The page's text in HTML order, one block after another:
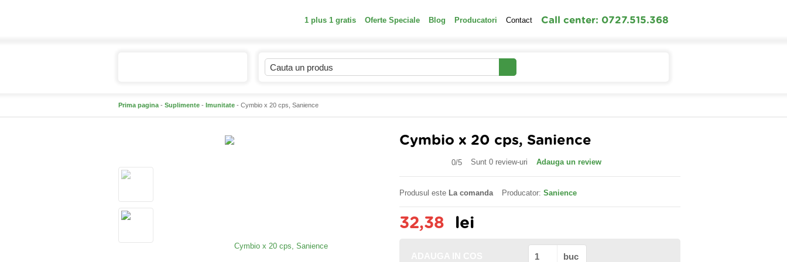
1 plus 1 gratis Oferte Speciale Blog Producatori Contact Call center: 0727.515.368
Prima pagina - Suplimente - Imunitate - Cymbio x 20 cps, Sanience
Cymbio x 20 cps, Sanience
0/5 Sunt 0 review-uri Adauga un review
Produsul este La comanda Producator: Sanience
32,38 lei
buc